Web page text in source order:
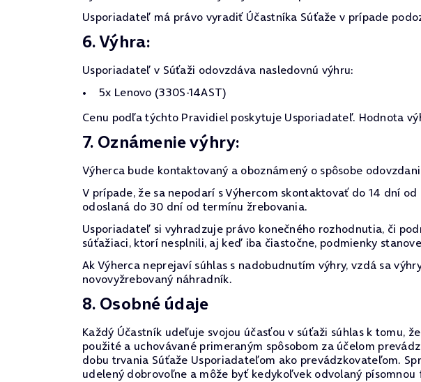
Usporiadateľ má právo vyradiť Účastníka Súťaže v prípade
6. Výhra:
Usporiadateľ v Súťaži odovzdáva nasledovnú výhru:
5x Lenovo (330S-14AST)
Cenu podľa týchto Pravidiel poskytuje Usporiadateľ. Hodnota
7. Oznámenie výhry:
Výherca bude kontaktovaný a oboznámený o spôsobe
V prípade, že sa nepodarí s Výhercom skontaktovať do 14 dní
odoslaná do 30 dní od termínu žrebovania.
Usporiadateľ si vyhradzuje právo konečného rozhodnutia, či
súťažiaci, ktorí nesplnili, aj keď iba čiastočne, podmienky
Ak Výherca neprejaví súhlas s nadobudnutím výhry, vzdá sa
novovyžrebovaný náhradník.
8. Osobné údaje
Každý Účastník udeľuje svojou účasťou v súťaži súhlas k tomu,
použité a uchovávané primeraným spôsobom za účelom
dobu trvania Súťaže Usporiadateľom ako prevádzkovateľom.
udelený dobrovoľne a môže byť kedykoľvek odvolaný písomnou